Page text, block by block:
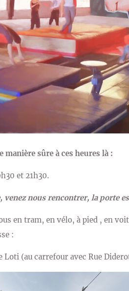
sûre à ces heures là :
et 21h30.
venez nous rencontrer, la porte
en tram, en vélo, à pied , en
:
Loti (au carrefour avec Rue